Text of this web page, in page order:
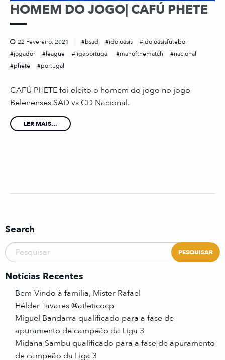
HOMEM DO JOGO| CAFÚ PHETE
22 Fevereiro, 2021 bsad idoloásis
idoloásisfutebol
jogador
league ligaportugal manofthematch
nacional
phete
portugal
CAFÚ PHETE foi eleito o homem do jogo no jogo
Belenenses SAD vs CD Nacional.
LER MAIS...
Search
Notícias Recentes
Bem-Vindo à família, Mister Rafael
Hélder Tavares @atleticocp
Miguel Bandarra qualificado para a fase de
apuramento de campeão da Liga 3
Midana Sambu qualificado para a fase de apuramento
de campeão da Liga 3